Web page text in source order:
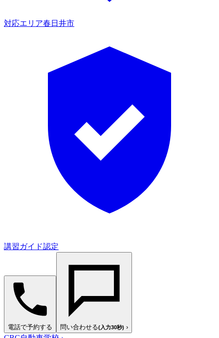
対応エリア春日井市
講習ガイド認定
電話で予約する 問い合わせる(入力30秒) ›